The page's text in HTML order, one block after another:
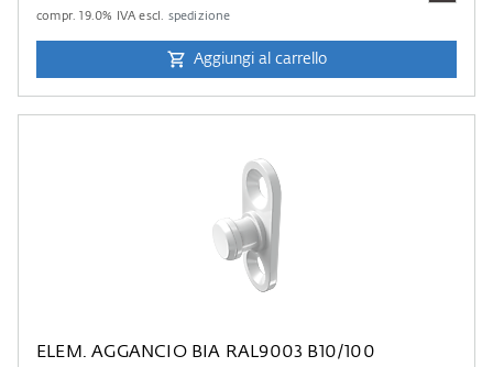
compr.19.0% IVA escl. spedizione
Aggiungi al carrello
ELEM. AGGANCIO BIA RAL9003 B10/100